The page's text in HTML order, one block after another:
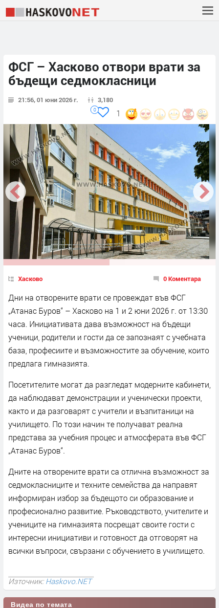
ФСГ – Хасково отвори врати за
бъдещи седмокласници
21:56, 01 юни 2026 г. 3,180
1
0
Хасково 0 Коментара
Дни на отворените врати се провеждат във ФСГ
„Атанас Буров“ – Хасково на 1 и 2 юни 2026 г. от 13:30
часа. Инициативата дава възможност на бъдещи
ученици, родители и гости да се запознаят с учебната
база, професиите и възможностите за обучение, които
предлага гимназията.
Посетителите могат да разгледат модерните кабинети,
да наблюдават демонстрации и ученически проекти,
както и да разговарят с учители и възпитаници на
училището. По този начин те получават реална
представа за учебния процес и атмосферата във ФСГ
„Атанас Буров“.
Дните на отворените врати са отлична възможност за
седмокласниците и техните семейства да направят
информиран избор за бъдещото си образование и
професионално развитие. Ръководството, учителите и
учениците на гимназията посрещат своите гости с
интересни инициативи и готовност да отговорят на
всички въпроси, свързани с обучението в училището.
Източник:Haskovo.NET
Видеа по темата